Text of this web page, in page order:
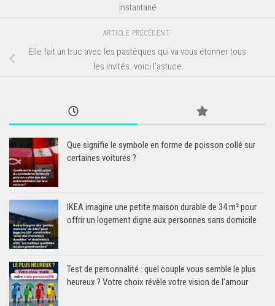
instantané
ARTICLE PRÉCÉDENT
Elle fait un truc avec les pastèques qui va vous étonner tous
les invités. voici l’astuce
Que signifie le symbole en forme de poisson collé sur
certaines voitures ?
IKEA imagine une petite maison durable de 34 m² pour
offrir un logement digne aux personnes sans domicile
Test de personnalité : quel couple vous semble le plus
heureux ? Votre choix révèle votre vision de l’amour